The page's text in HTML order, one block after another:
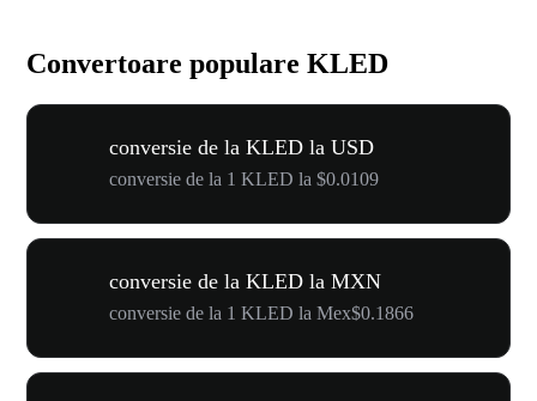
Convertoare populare KLED
conversie de la KLED la USD
conversie de la 1 KLED la $0.0109
conversie de la KLED la MXN
conversie de la 1 KLED la Mex$0.1866